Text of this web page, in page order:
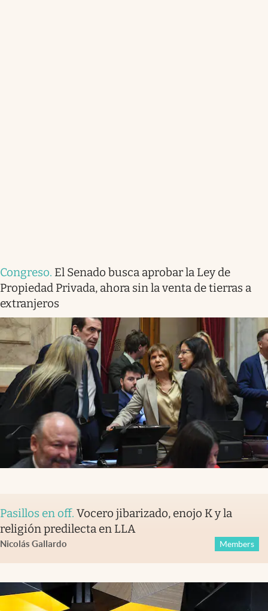
Congreso. El Senado busca aprobar la Ley de
Propiedad Privada, ahora sin la venta de tierras a
extranjeros
Pasillos en off. Vocero jibarizado, enojo K y la
religión predilecta en LLA
Nicolás Gallardo Members